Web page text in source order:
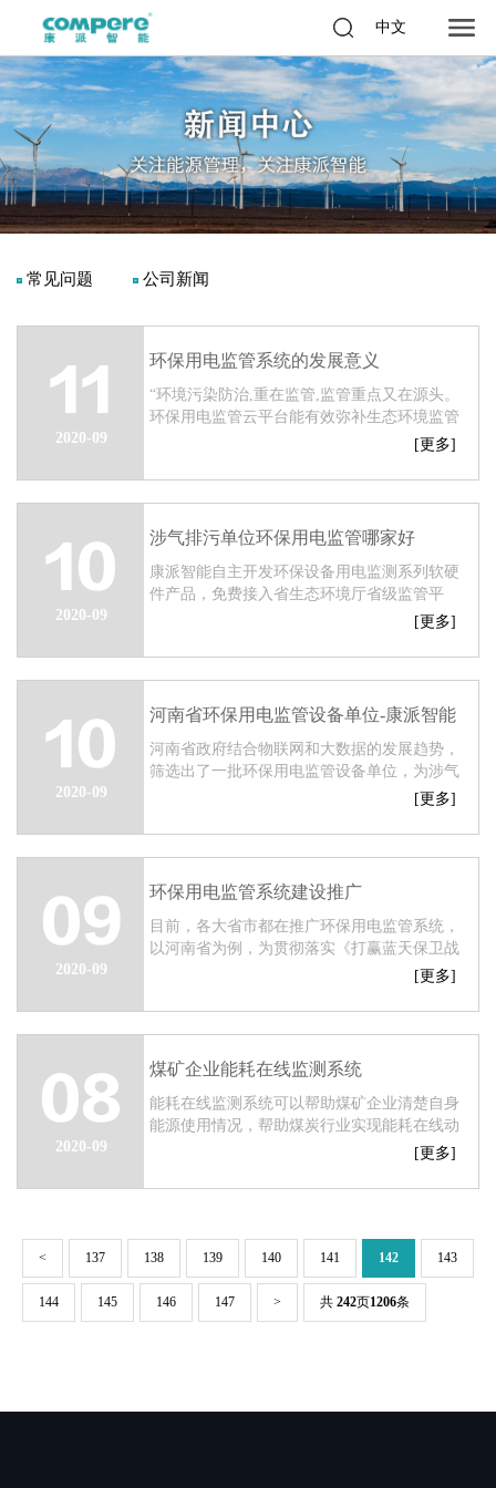
中文
常见问题 公司新闻
11
2020-09
环保用电监管系统的发展意义
“环境污染防治,重在监管,监管重点又在源头。
环保用电监管云平台能有效弥补生态环境监管
执法人员的不足,让环境监察执法从被动响应
[更多]
10
2020-09
涉气排污单位环保用电监管哪家好
康派智能自主开发环保设备用电监测系列软硬
件产品，免费接入省生态环境厅省级监管平
台。专业的企业污染治理设施用电监测方案，
单位...
[更多]
10
2020-09
河南省环保用电监管设备单位-康派智能
河南省政府结合物联网和大数据的发展趋势，
筛选出了一批环保用电监管设备单位，为涉气
排污企业的治污、产污、排污设施进行提供环
[更多]
09
2020-09
环保用电监管系统建设推广
目前，各大省市都在推广环保用电监管系统，
以河南省为例，为贯彻落实《打赢蓝天保卫战
三年行动计划》、《河南省污染防治攻坚战三
境监管...
[更多]
08
2020-09
煤矿企业能耗在线监测系统
能耗在线监测系统可以帮助煤矿企业清楚自身
能源使用情况，帮助煤炭行业实现能耗在线动
态监测，实现绿色低碳转型发展，具有非常重
[更多]
< 137 138 139 140 141 142 143
144 145 146 147 > 共 242页1206条